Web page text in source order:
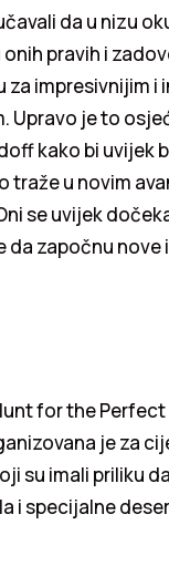
da u nizu
pravih i
za impresivnijim i
Upravo je to
kako bi uvijek
traže u novim
se uvijek
da započnu nove
for the
je za
su imali priliku
i specijalne